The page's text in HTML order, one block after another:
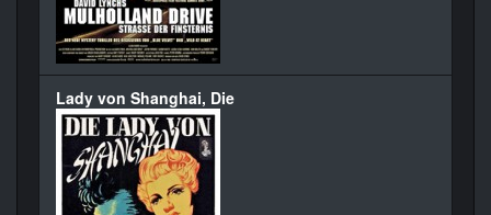
Lady von Shanghai, Die